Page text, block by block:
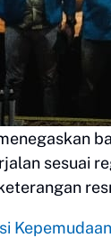
sesuai
Kepemudaan